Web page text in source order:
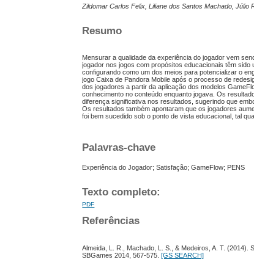
Zildomar Carlos Felix, Liliane dos Santos Machado, Júlio
Resumo
Mensurar a qualidade da experiência do jogador vem
jogador nos jogos com propósitos educacionais têm
configurando como um dos meios para potencializar o
jogo Caixa de Pandora Mobile após o processo de
dos jogadores a partir da aplicação dos modelos
conhecimento no conteúdo enquanto jogava. Os
diferença significativa nos resultados, sugerindo que
Os resultados também apontaram que os jogadores
foi bem sucedido sob o ponto de vista educacional, tal
Palavras-chave
Experiência do Jogador; Satisfação; GameFlow; PENS
Texto completo:
PDF
Referências
Almeida, L. R., Machado, L. S., & Medeiros, A. T.
SBGames 2014, 567-575.[GS SEARCH]